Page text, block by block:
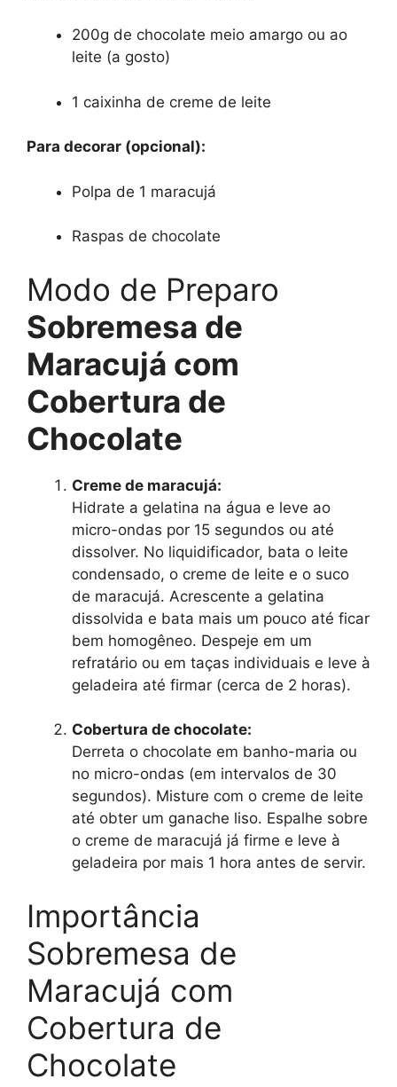
200g de chocolate meio amargo ou ao
leite (a gosto)
1 caixinha de creme de leite
Para decorar (opcional):
Polpa de 1 maracujá
Raspas de chocolate
Modo de Preparo
Sobremesa de
Maracujá com
Cobertura de
Chocolate
Creme de maracujá:
Hidrate a gelatina na água e leve ao
micro-ondas por 15 segundos ou até
dissolver. No liquidificador, bata o leite
condensado, o creme de leite e o suco
de maracujá. Acrescente a gelatina
dissolvida e bata mais um pouco até ficar
bem homogêneo. Despeje em um
refratário ou em taças individuais e leve à
geladeira até firmar (cerca de 2 horas).
Cobertura de chocolate:
Derreta o chocolate em banho-maria ou
no micro-ondas (em intervalos de 30
segundos). Misture com o creme de leite
até obter um ganache liso. Espalhe sobre
o creme de maracujá já firme e leve à
geladeira por mais 1 hora antes de servir.
Importância
Sobremesa de
Maracujá com
Cobertura de
Chocolate